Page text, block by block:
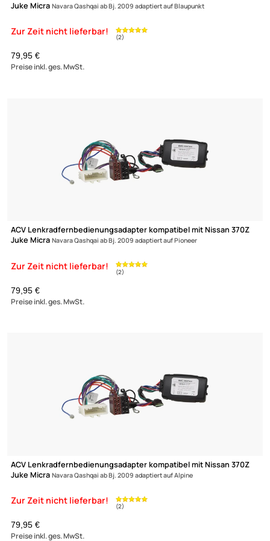
Zur Zeit nicht lieferbar!
(1)
Juke Micra Navara Qashqai ab Bj. 2009 adaptiert auf Kenwood
ACV Lenkradfernbedienungsadapter kompatibel mit Nissan
Juke Micra
ACV Lenkradfernbedienungsadapter kompatibel mit Nissan